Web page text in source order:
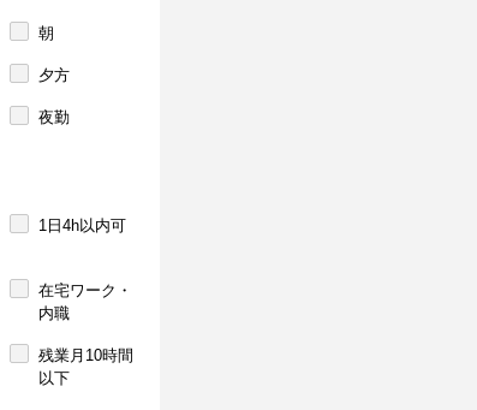
朝
夕方
夜勤
1日4h以内可
在宅ワーク・
内職
残業月10時間
以下